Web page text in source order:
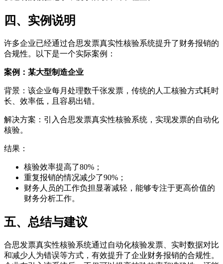
四、实例说明
许多企业已经通过合思发票真实性核验系统提升了财务报销的
合规性。以下是一个实际案例：
案例：某大型制造企业
背景：该企业每月处理数千张发票，传统的人工核验方式耗时
长、效率低，且容易出错。
解决方案：引入合思发票真实性核验系统，实现发票的自动化
核验。
结果：
核验效率提高了80%；
重复报销的情况减少了90%；
财务人员的工作负担显著减轻，能够专注于更高价值的
财务分析工作。
五、总结与建议
合思发票真实性核验系统通过自动化核验发票、实时数据对比
和减少人为错误等方式，有效提升了企业财务报销的合规性。